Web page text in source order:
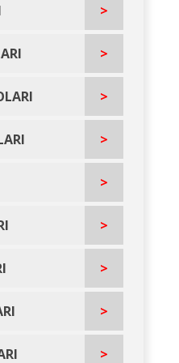
>
>
>
>
>
>
>
>
>